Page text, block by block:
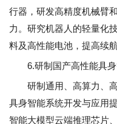
行器，研发高精度机械臂
力。研究机器人的轻量化
料及高性能电池，提高续航
6.研制国产高性能具身
研制通用、高算力、高
具身智能系统开发与应用
智能大模型云端推理芯片